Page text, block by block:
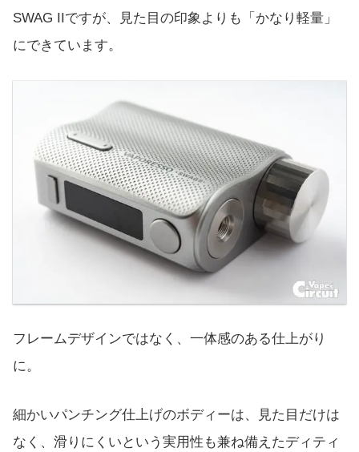
SWAG IIですが、見た目の印象よりも「かなり軽量」
にできています。
フレームデザインではなく、一体感のある仕上がり
に。
細かいパンチング仕上げのボディーは、見た目だけは
なく、滑りにくいという実用性も兼ね備えたディティ